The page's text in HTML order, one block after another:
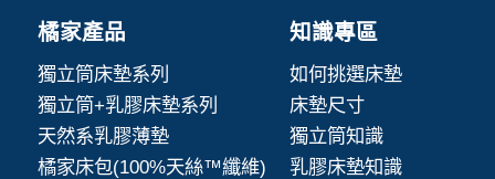
橘家產品
獨立筒床墊系列
獨立筒+乳膠床墊系列
天然系乳膠薄墊
橘家床包(100%天絲™纖維)
知識專區
如何挑選床墊
床墊尺寸
獨立筒知識
乳膠床墊知識